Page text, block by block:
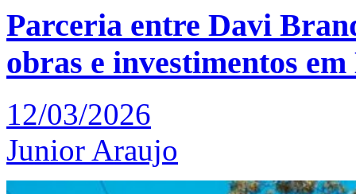
Parceria entre Davi
obras e investimentos
12/03/2026
Junior Araujo